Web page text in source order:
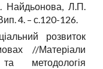
Найдьонова, Л.П.
4. – с.120-126.
розвиток
//Матеріали
методологія